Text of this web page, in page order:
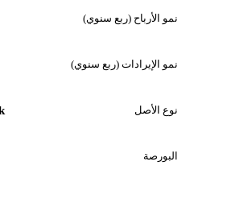
نمو الأرباح (ربع سنوي)
نمو الإيرادات (ربع سنوي)
نوع الأصل
البورصة